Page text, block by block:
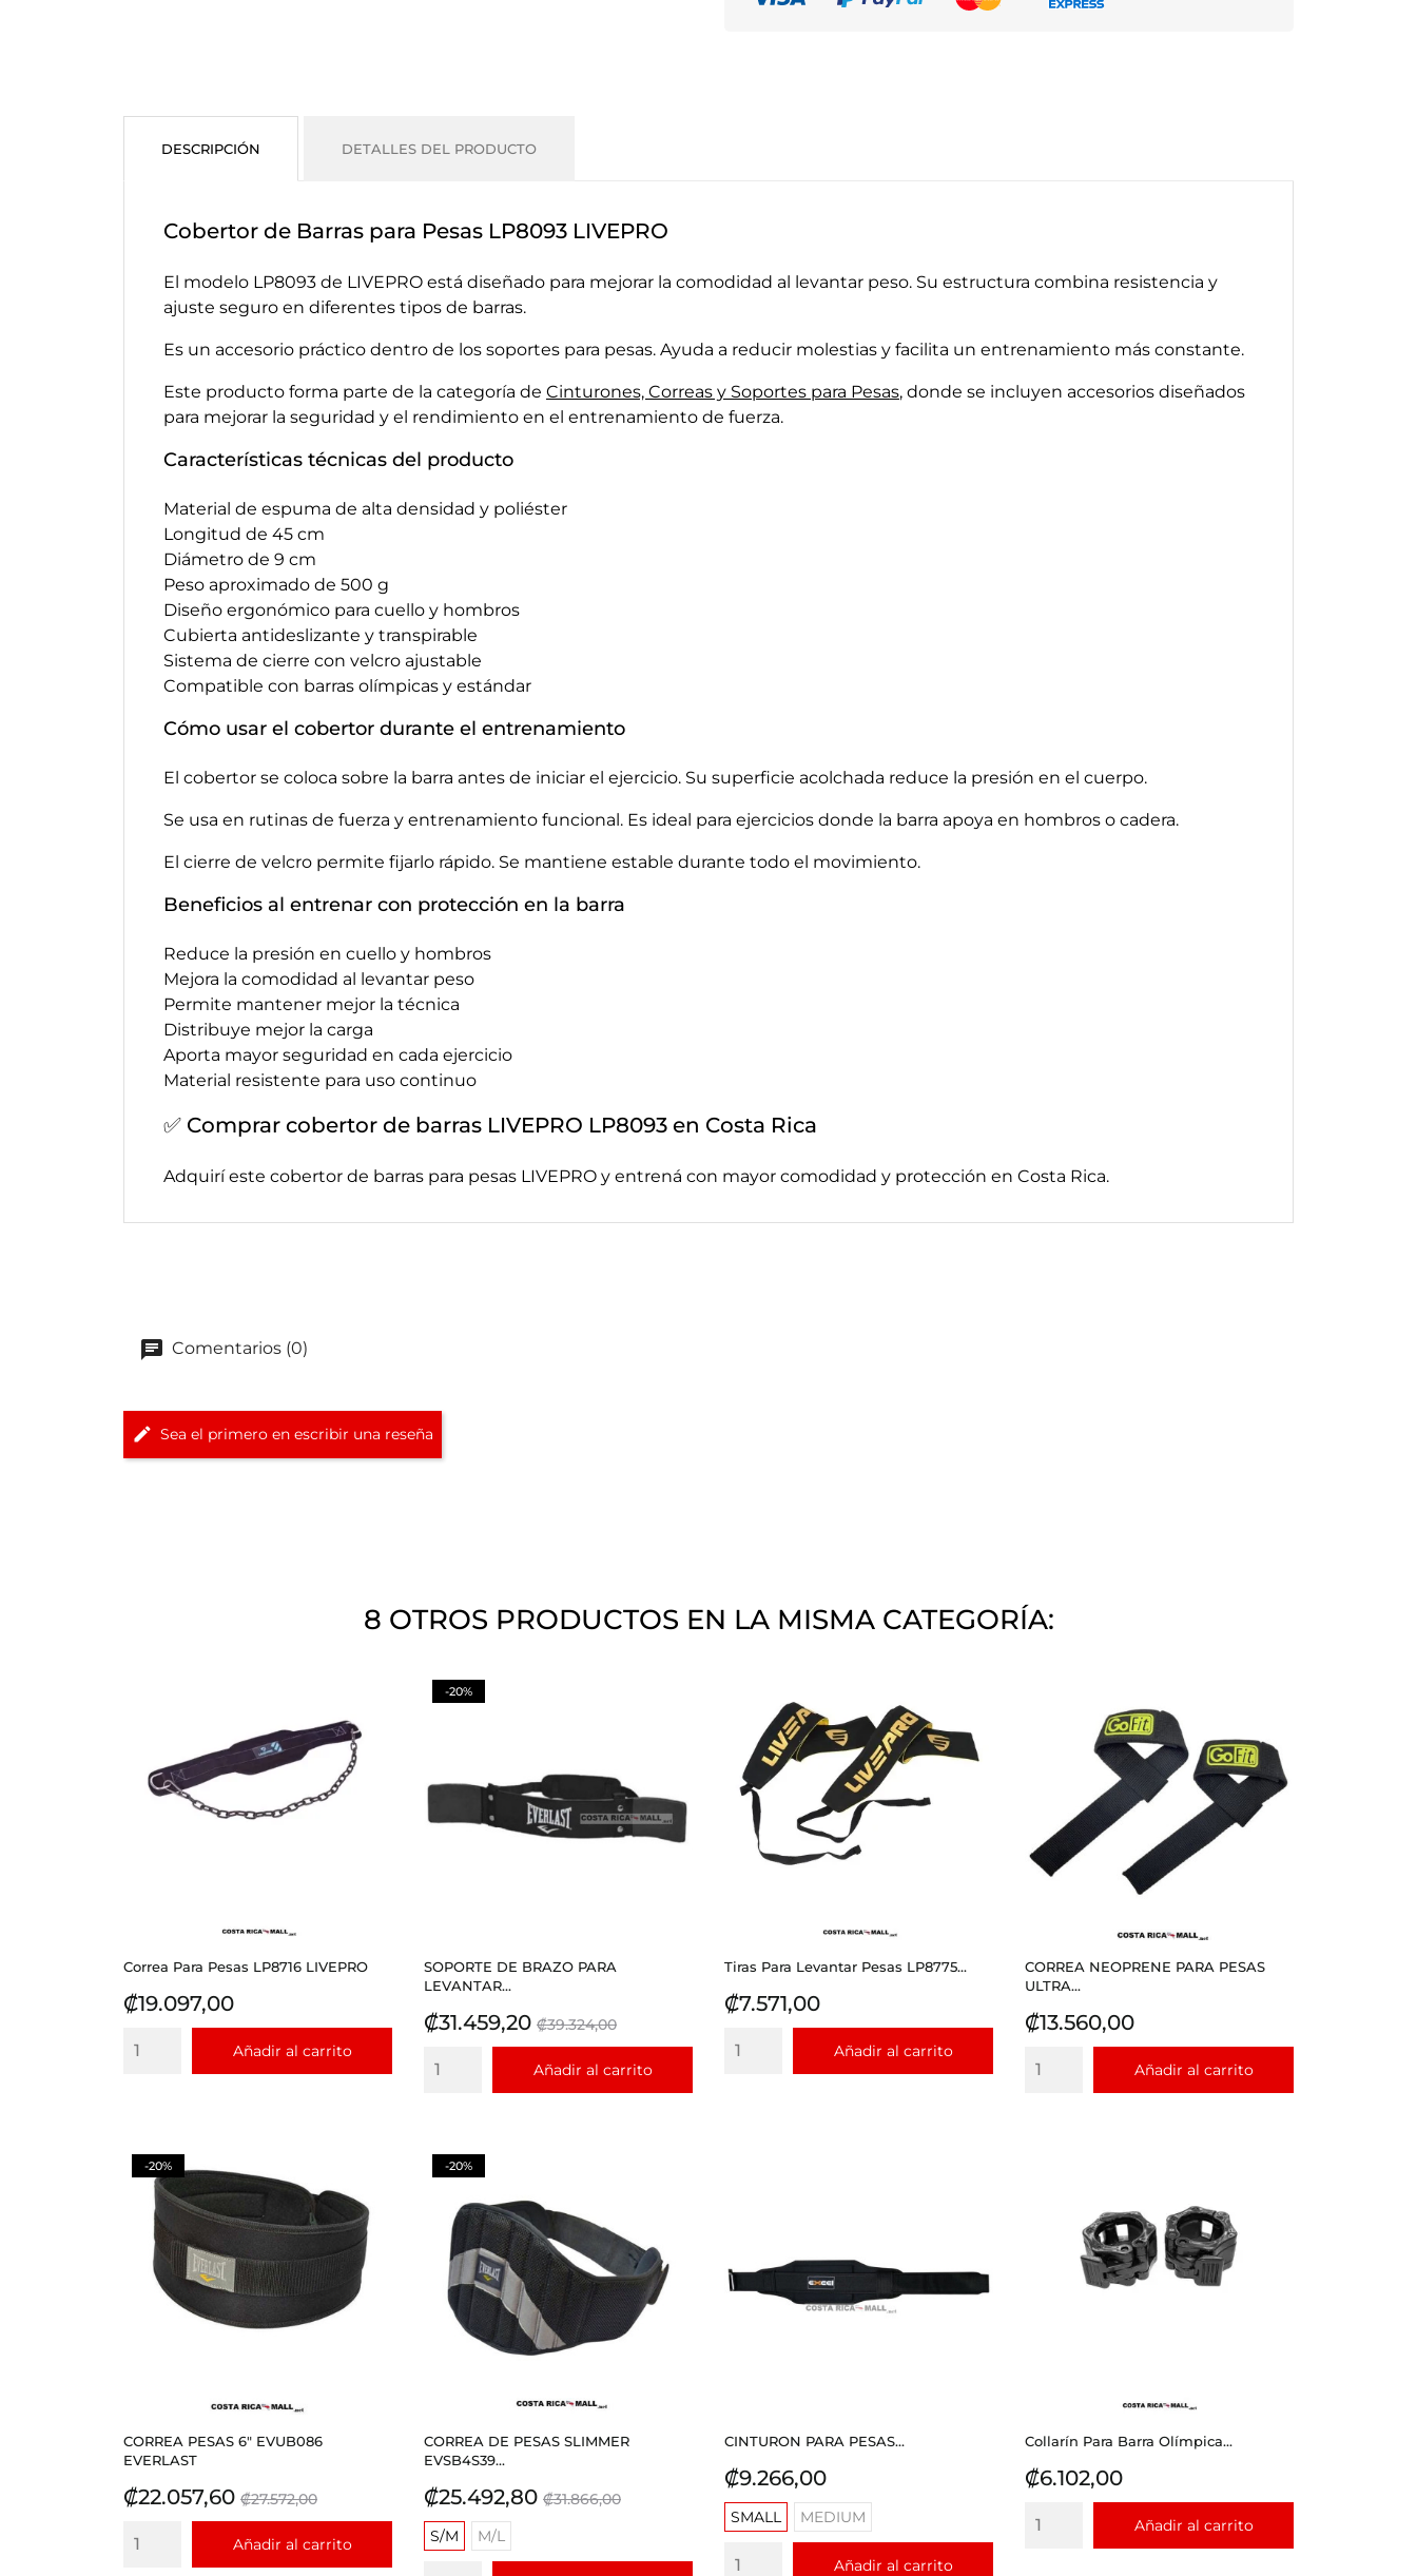
DESCRIPCIÓN DETALLES DEL PRODUCTO
Cobertor de Barras para Pesas LP8093 LIVEPRO
El modelo LP8093 de LIVEPRO está diseñado para mejorar la comodidad al levantar peso. Su estructura combina resistencia y
ajuste seguro en diferentes tipos de barras.
Es un accesorio práctico dentro de los soportes para pesas. Ayuda a reducir molestias y facilita un entrenamiento más constante.
Este producto forma parte de la categoría de Cinturones, Correas y Soportes para Pesas, donde se incluyen accesorios diseñados
para mejorar la seguridad y el rendimiento en el entrenamiento de fuerza.
Características técnicas del producto
Material de espuma de alta densidad y poliéster
Longitud de 45 cm
Diámetro de 9 cm
Peso aproximado de 500 g
Diseño ergonómico para cuello y hombros
Cubierta antideslizante y transpirable
Sistema de cierre con velcro ajustable
Compatible con barras olímpicas y estándar
Cómo usar el cobertor durante el entrenamiento
El cobertor se coloca sobre la barra antes de iniciar el ejercicio. Su superficie acolchada reduce la presión en el cuerpo.
Se usa en rutinas de fuerza y entrenamiento funcional. Es ideal para ejercicios donde la barra apoya en hombros o cadera.
El cierre de velcro permite fijarlo rápido. Se mantiene estable durante todo el movimiento.
Beneficios al entrenar con protección en la barra
Reduce la presión en cuello y hombros
Mejora la comodidad al levantar peso
Permite mantener mejor la técnica
Distribuye mejor la carga
Aporta mayor seguridad en cada ejercicio
Material resistente para uso continuo
✅ Comprar cobertor de barras LIVEPRO LP8093 en Costa Rica
Adquirí este cobertor de barras para pesas LIVEPRO y entrená con mayor comodidad y protección en Costa Rica.
Comentarios (0)
Sea el primero en escribir una reseña
8 OTROS PRODUCTOS EN LA MISMA CATEGORÍA:
Correa Para Pesas LP8716 LIVEPRO
Precio
₡19.097,00
Añadir al carrito
SOPORTE DE BRAZO PARA
LEVANTAR...
Precio
₡31.459,20 Precio
base
₡39.324,00
Añadir al carrito
-20%
Tiras Para Levantar Pesas LP8775...
Precio
₡7.571,00
Añadir al carrito
CORREA NEOPRENE PARA PESAS
ULTRA...
Precio
₡13.560,00
Añadir al carrito
CORREA PESAS 6" EVUB086
EVERLAST
Precio
₡22.057,60 Precio
base
₡27.572,00
Añadir al carrito
-20%
CORREA DE PESAS SLIMMER
EVSB4S39...
Precio
₡25.492,80 Precio
₡31.866,00
S/M
M/L
-20%
CINTURON PARA PESAS...
Precio
₡9.266,00
SMALL MEDIUM
Añadir al carrito
Collarín Para Barra Olímpica...
Precio
₡6.102,00
Añadir al carrito